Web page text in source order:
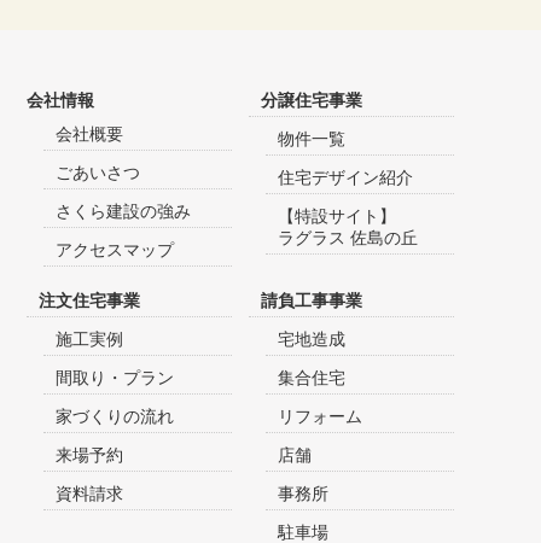
会社情報
会社概要
ごあいさつ
さくら建設の強み
アクセスマップ
分譲住宅事業
物件一覧
住宅デザイン紹介
【特設サイト】
ラグラス 佐島の丘
注文住宅事業
施工実例
間取り・プラン
家づくりの流れ
来場予約
資料請求
請負工事事業
宅地造成
集合住宅
リフォーム
店舗
事務所
駐車場